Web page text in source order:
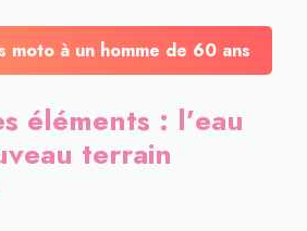
à un homme de 60 ans
éléments : l’eau
terrain